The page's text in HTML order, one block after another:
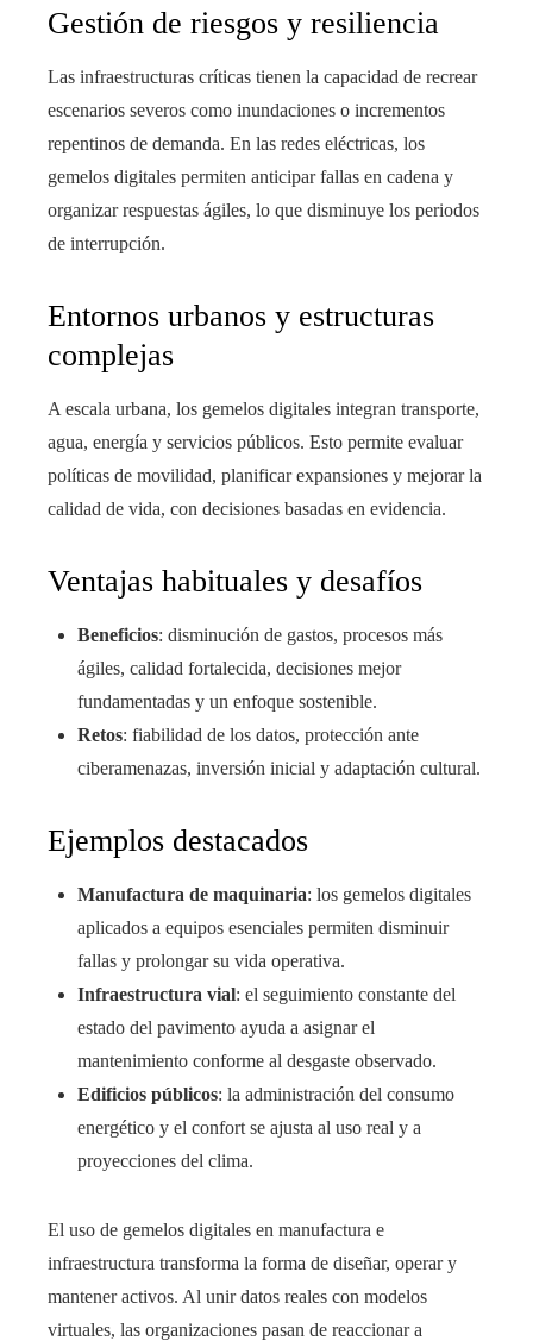
Gestión de riesgos y resiliencia
Las infraestructuras críticas tienen la capacidad de recrear
escenarios severos como inundaciones o incrementos
repentinos de demanda. En las redes eléctricas, los
gemelos digitales permiten anticipar fallas en cadena y
organizar respuestas ágiles, lo que disminuye los periodos
de interrupción.
Entornos urbanos y estructuras
complejas
A escala urbana, los gemelos digitales integran transporte,
agua, energía y servicios públicos. Esto permite evaluar
políticas de movilidad, planificar expansiones y mejorar la
calidad de vida, con decisiones basadas en evidencia.
Ventajas habituales y desafíos
Beneficios: disminución de gastos, procesos más
ágiles, calidad fortalecida, decisiones mejor
fundamentadas y un enfoque sostenible.
Retos: fiabilidad de los datos, protección ante
ciberamenazas, inversión inicial y adaptación cultural.
Ejemplos destacados
Manufactura de maquinaria: los gemelos digitales
aplicados a equipos esenciales permiten disminuir
fallas y prolongar su vida operativa.
Infraestructura vial: el seguimiento constante del
estado del pavimento ayuda a asignar el
mantenimiento conforme al desgaste observado.
Edificios públicos: la administración del consumo
energético y el confort se ajusta al uso real y a
proyecciones del clima.
El uso de gemelos digitales en manufactura e
infraestructura transforma la forma de diseñar, operar y
mantener activos. Al unir datos reales con modelos
virtuales, las organizaciones pasan de reaccionar a